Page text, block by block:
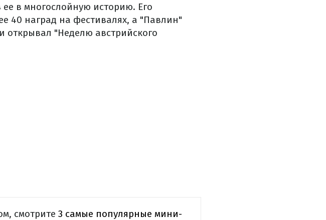
в многослойную историю. Его
40 наград на фестивалях, а "Павлин"
открывал "Неделю австрийского
смотрите 3 самые популярные мини-